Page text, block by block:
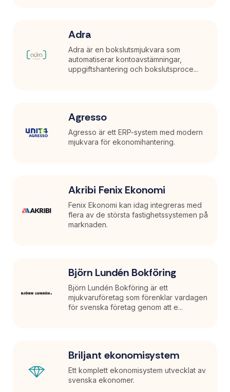
Adra
Adra är en bokslutsmjukvara som
automatiserar kontoavstämningar,
uppgiftshantering och bokslutsproce...
Agresso
Agresso är ett ERP-system med modern
mjukvara för ekonomihantering.
Akribi Fenix Ekonomi
Fenix Ekonomi kan idag integreras med
flera av de största fastighetssystemen på
marknaden.
Björn Lundén Bokföring
Björn Lundén Bokföring är ett
mjukvaruföretag som förenklar vardagen
för svenska företag genom att e...
Briljant ekonomisystem
Ett komplett ekonomisystem utvecklat av
svenska ekonomer.